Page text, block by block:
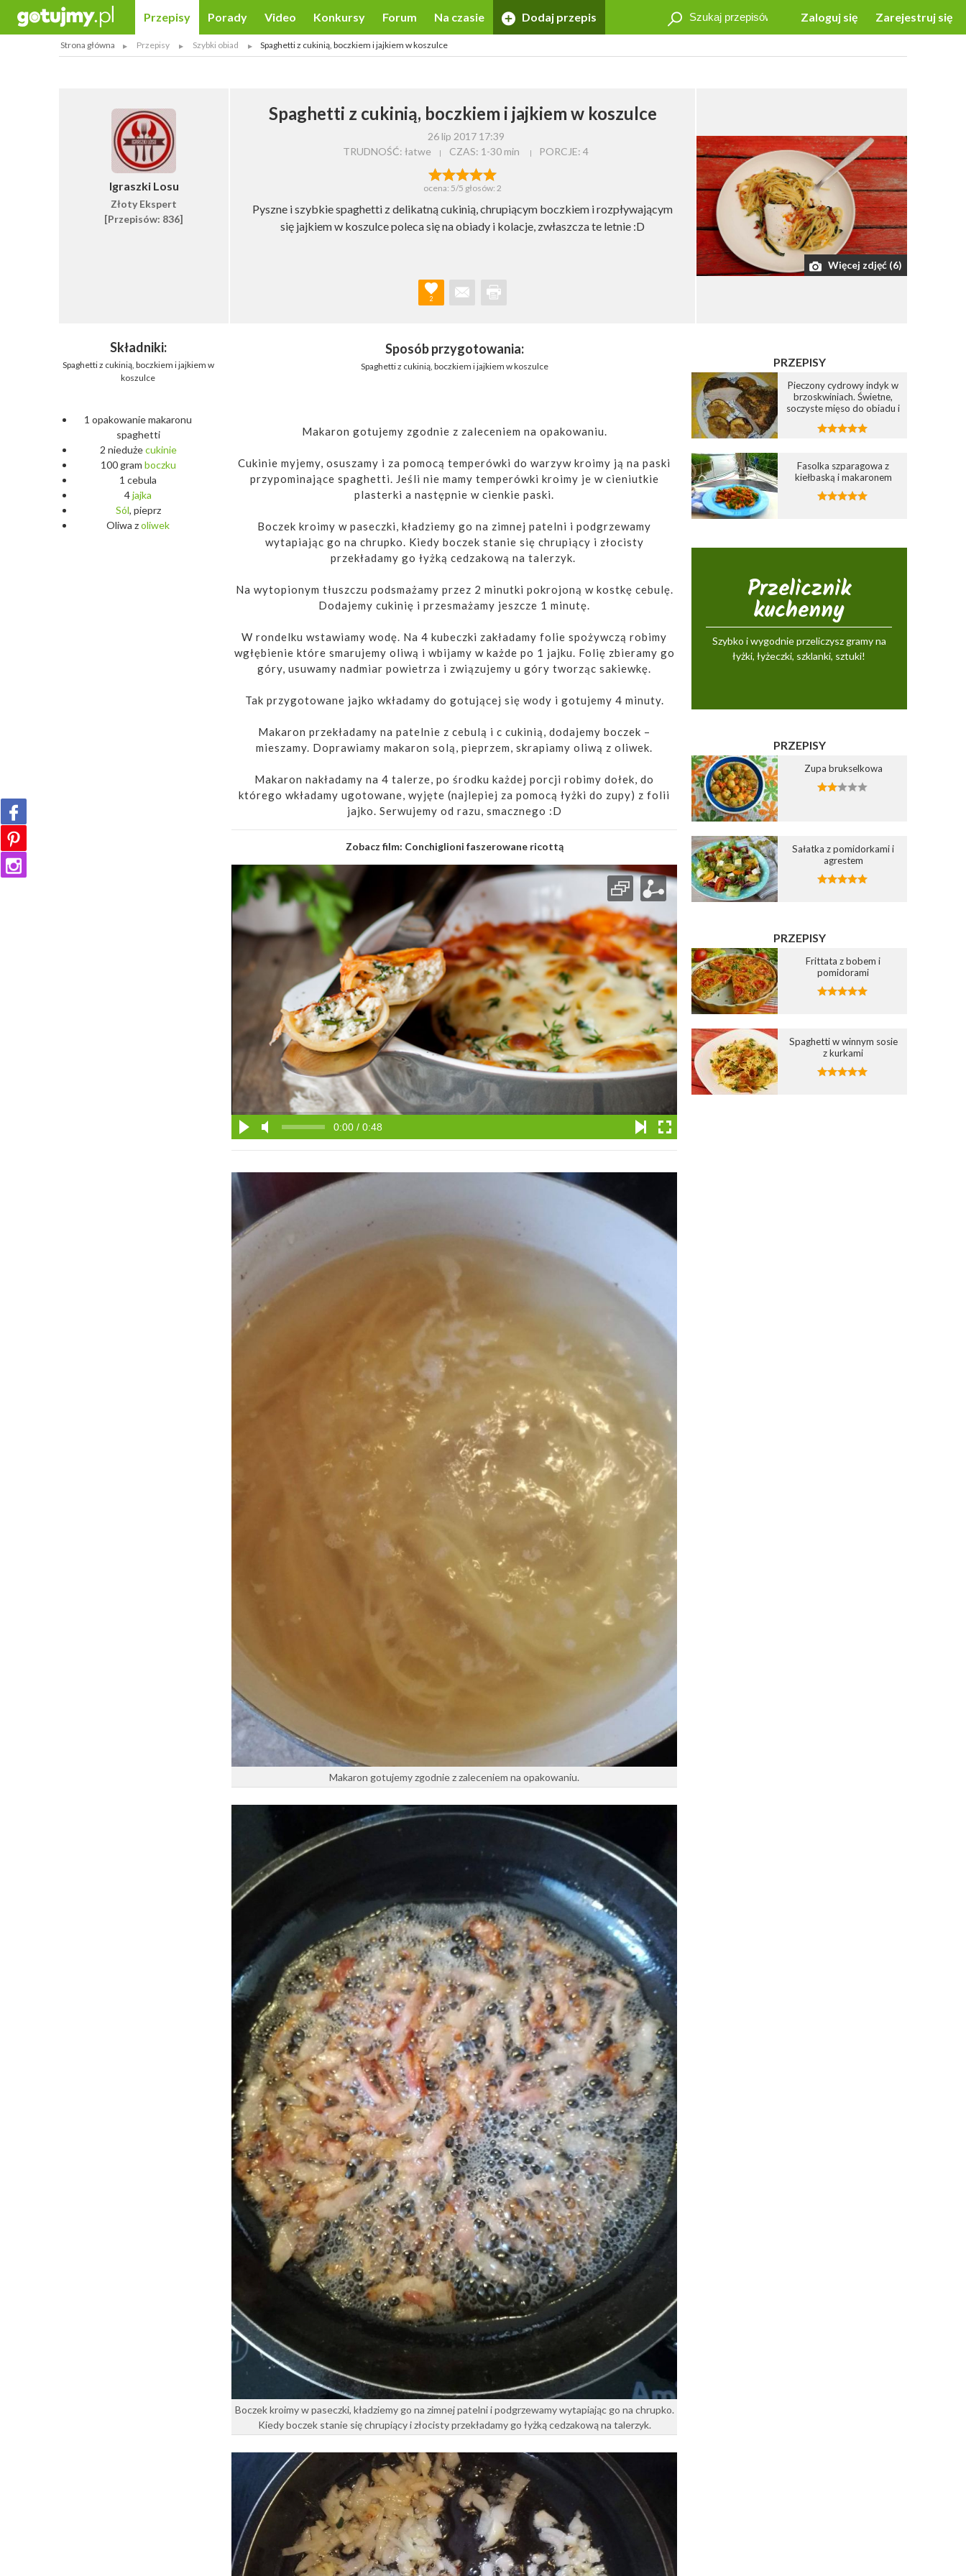
Zaloguj się Zarejestruj się
Przepisy Porady Video Konkursy Forum Na czasie Dodaj przepis
Strona główna Przepisy Szybki obiad Spaghetti z cukinią, boczkiem i jajkiem w koszulce
Igraszki Losu
Złoty Ekspert
[Przepisów: 836]
Spaghetti z cukinią, boczkiem i jajkiem w koszulce
26 lip 2017 17:39
TRUDNOŚĆ: łatwe
CZAS: 1-30 min PORCJE:4
ocena: 5/5 głosów: 2
Pyszne i szybkie spaghetti z delikatną cukinią, chrupiącym boczkiem i rozpływającym
się jajkiem w koszulce poleca się na obiady i kolacje, zwłaszcza te letnie :D
2
Więcej zdjęć (6)
Składniki:
Spaghetti z cukinią, boczkiem i jajkiem w
koszulce
1 opakowanie makaronu
spaghetti
2 niedużecukinie
100 gram boczku
1 cebula
4jajka
Sól, pieprz
Oliwa zoliwek
Sposób przygotowania:
Spaghetti z cukinią, boczkiem i jajkiem w koszulce
Makaron gotujemy zgodnie z zaleceniem na opakowaniu.
Cukinie myjemy, osuszamy i za pomocą temperówki do warzyw kroimy ją na paski
przypominające spaghetti. Jeśli nie mamy temperówki kroimy je w cieniutkie
plasterki a następnie w cienkie paski.
Boczek kroimy w paseczki, kładziemy go na zimnej patelni i podgrzewamy
wytapiając go na chrupko. Kiedy boczek stanie się chrupiący i złocisty
przekładamy go łyżką cedzakową na talerzyk.
Na wytopionym tłuszczu podsmażamy przez 2 minutki pokrojoną w kostkę cebulę.
Dodajemy cukinię i przesmażamy jeszcze 1 minutę.
W rondelku wstawiamy wodę. Na 4 kubeczki zakładamy folie spożywczą robimy
wgłębienie które smarujemy oliwą i wbijamy w każde po 1 jajku. Folię zbieramy go
góry, usuwamy nadmiar powietrza i związujemy u góry tworząc sakiewkę.
Tak przygotowane jajko wkładamy do gotującej się wody i gotujemy 4 minuty.
Makaron przekładamy na patelnie z cebulą i c cukinią, dodajemy boczek –
mieszamy. Doprawiamy makaron solą, pieprzem, skrapiamy oliwą z oliwek.
Makaron nakładamy na 4 talerze, po środku każdej porcji robimy dołek, do
którego wkładamy ugotowane, wyjęte (najlepiej za pomocą łyżki do zupy) z folii
jajko. Serwujemy od razu, smacznego :D
Zobacz film: Conchiglioni faszerowane ricottą
0:00 / 0:48
Makaron gotujemy zgodnie z zaleceniem na opakowaniu.
Boczek kroimy w paseczki, kładziemy go na zimnej patelni i podgrzewamy wytapiając go na chrupko.
Kiedy boczek stanie się chrupiący i złocisty przekładamy go łyżką cedzakową na talerzyk.
PRZEPISY
Pieczony cydrowy indyk w
brzoskwiniach. Świetne,
soczyste mięso do obiadu i
Fasolka szparagowa z
kiełbaską i makaronem
Przelicznik
kuchenny
Szybko i wygodnie przeliczysz gramy na
łyżki, łyżeczki, szklanki, sztuki!
PRZEPISY
Zupa brukselkowa
Sałatka z pomidorkami i
agrestem
PRZEPISY
Frittata z bobem i
pomidorami
Spaghetti w winnym sosie
z kurkami